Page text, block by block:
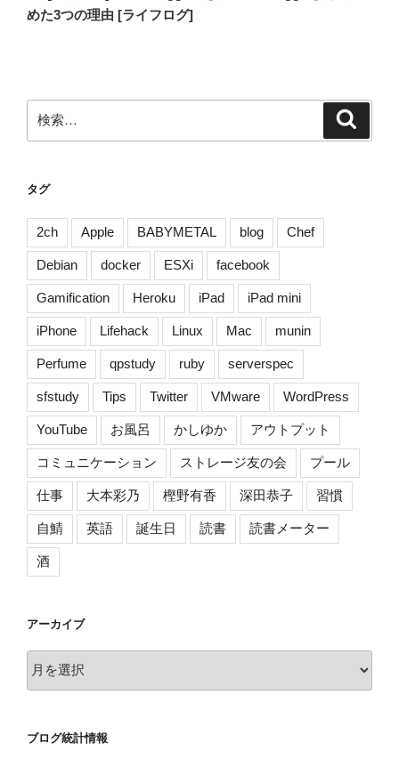
ナ
シ
ョ
投
めた3つの理由 [ライフログ]
索:
タグ
2ch Apple BABYMETAL blog Chef
Debian docker ESXi facebook
Gamification Heroku iPad iPad mini
iPhone Lifehack Linux Mac munin
Perfume qpstudy ruby serverspec
sfstudy Tips Twitter VMware WordPress
YouTube お風呂 かしゆか アウトプット
コミュニケーション ストレージ友の会 プール
仕事 大本彩乃 樫野有香 深田恭子 習慣
自鯖 英語 誕生日 読書 読書メーター
酒
アーカイブ
ー
ブ
ブログ統計情報